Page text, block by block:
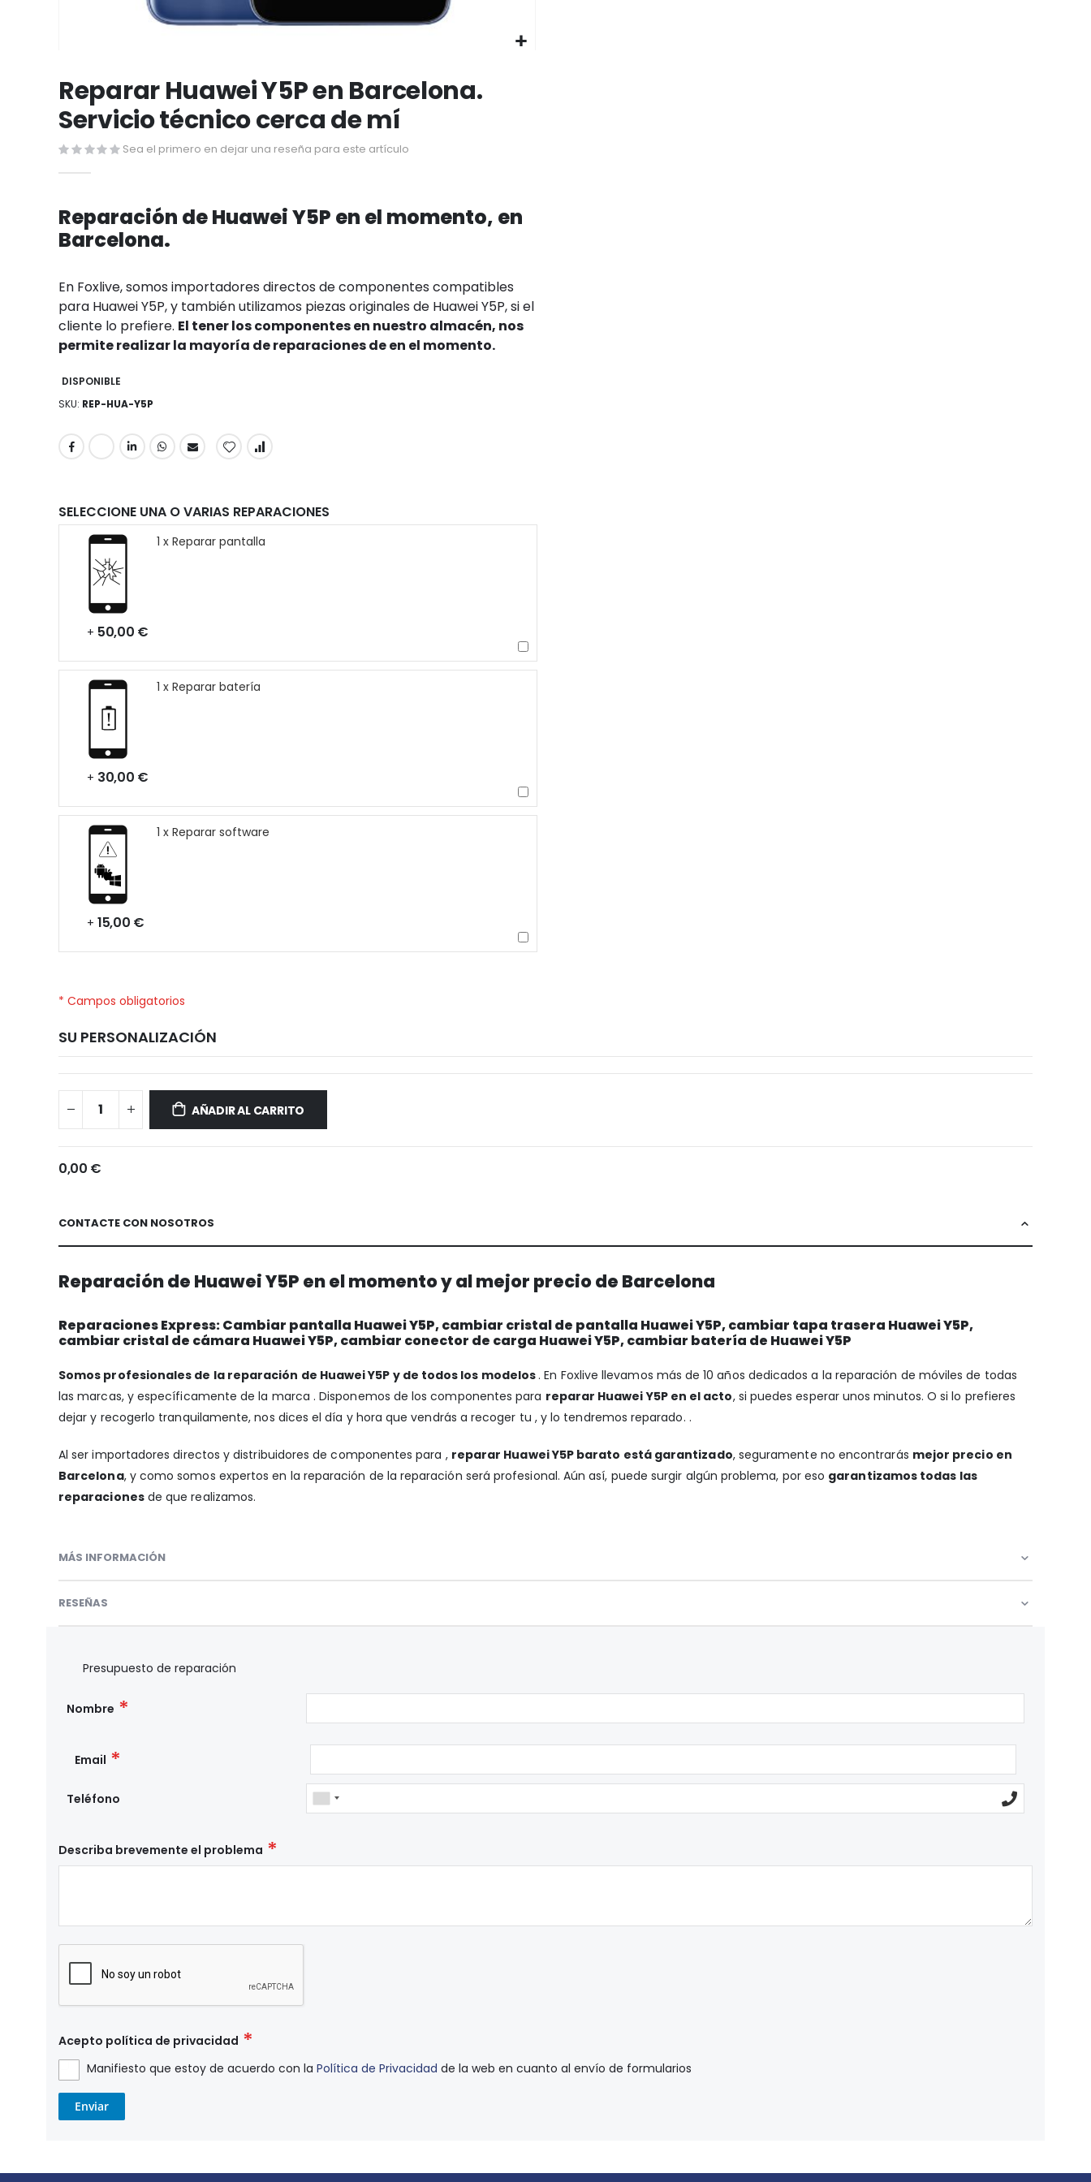
al
comienzo
de
galería
de
Reparar Huawei Y5P en Barcelona.
Servicio técnico cerca de mí
Sea el primero en dejar una reseña para este artículo
Reparación de Huawei Y5P en el momento, en
Barcelona.
En Foxlive, somos importadores directos de componentes compatibles
para Huawei Y5P, y también utilizamos piezas originales de Huawei Y5P, si el
cliente lo prefiere. El tener los componentes en nuestro almacén, nos
permite realizar la mayoría de reparaciones de en el momento.
DISPONIBLE
SKU REP-HUA-Y5P
SELECCIONE UNA O VARIAS REPARACIONES
1 x Reparar pantalla
+ 50,00 €
1 x Reparar batería
+ 30,00 €
1 x Reparar software
+ 15,00 €
* Campos obligatorios
SU PERSONALIZACIÓN
AÑADIR AL CARRITO
0,00 €
CONTACTE CON NOSOTROS
Reparación de Huawei Y5P en el momento y al mejor precio de Barcelona
Reparaciones Express: Cambiar pantalla Huawei Y5P, cambiar cristal de pantalla Huawei Y5P, cambiar tapa trasera Huawei Y5P,
cambiar cristal de cámara Huawei Y5P, cambiar conector de carga Huawei Y5P, cambiar batería de Huawei Y5P
Somos profesionales de la reparación de Huawei Y5P y de todos los modelos. En Foxlive llevamos más de 10 años dedicados a la reparación de móviles de todas
las marcas, y específicamente de la marca . Disponemos de los componentes para reparar Huawei Y5P en el acto, si puedes esperar unos minutos. O si lo prefieres
dejar y recogerlo tranquilamente, nos dices el día y hora que vendrás a recoger tu , y lo tendremos reparado. .
Al ser importadores directos y distribuidores de componentes para , reparar Huawei Y5P barato está garantizado, seguramente no encontrarás mejor precio en
Barcelona, y como somos expertos en la reparación de la reparación será profesional. Aún así, puede surgir algún problema, por eso garantizamos todas las
reparacionesde que realizamos.
MÁS INFORMACIÓN
RESEÑAS
Presupuesto de reparación
Nombre
Email
Teléfono
Describa brevemente el problema
Acepto política de privacidad
Manifiesto que estoy de acuerdo con laPolítica de Privacidad de la web en cuanto al envío de formularios
Enviar